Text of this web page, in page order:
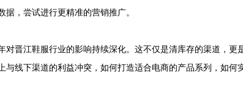
，尝试进行更精准的营销推广。
晋江鞋服行业的影响持续深化。这不仅是清库存的渠道，
线下渠道的利益冲突，如何打造适合电商的产品系列，如何